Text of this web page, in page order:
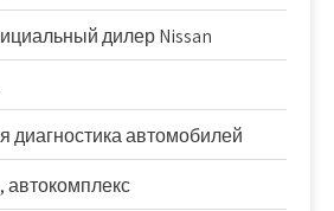
дилер Nissan
диагностика автомобилей